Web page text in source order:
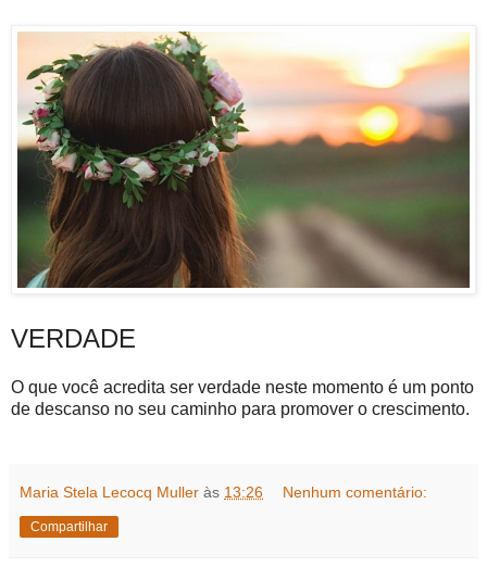
VERDADE
O que você acredita ser verdade neste momento é um ponto
de descanso no seu caminho para promover o crescimento.
Maria Stela Lecocq Muller às 13:26 Nenhum comentário:
Compartilhar